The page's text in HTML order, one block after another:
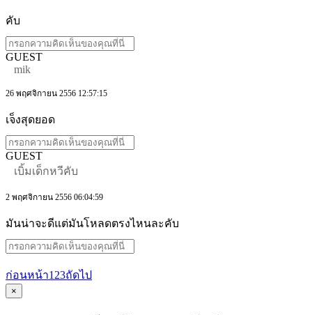
คับ
GUEST
mik
26 พฤศจิกายน 2556 12:57:15
เจ็งสุดยอด
GUEST
เบิ้มเด็กหวีคับ
2 พฤศจิกายน 2556 06:04:59
มันน่าจะดีแต่มันโหลดตรงไหนละคับ
ก่อนหน้า1 23ถัดไป
×